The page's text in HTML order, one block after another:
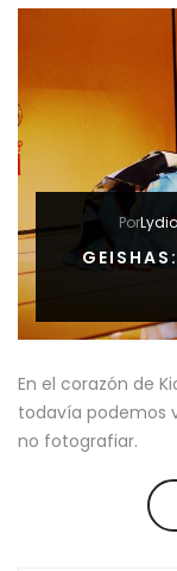
PorLydia
En el corazón de
todavía podemos
no fotografiar.